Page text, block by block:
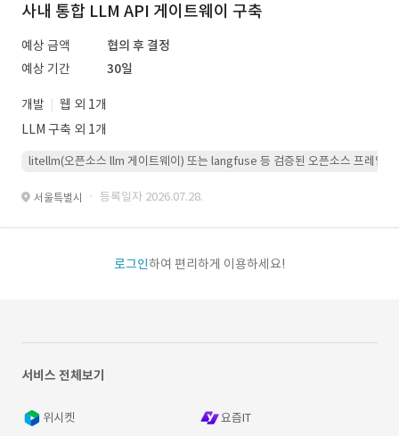
사내 통합 LLM API 게이트웨이 구축
예상 금액
협의 후 결정
예상 기간
30일
개발
웹 외 1개
LLM 구축 외 1개
litellm(오픈소스 llm 게이트웨이) 또는 langfuse 등 검증된 오픈소스 프레임워
서울특별시 · 등록일자 2026.07.28.
로그인하여 편리하게 이용하세요!
서비스 전체보기
위시켓 요즘IT